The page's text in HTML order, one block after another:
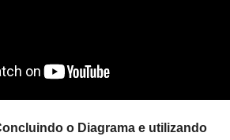
o Diagrama e utilizando